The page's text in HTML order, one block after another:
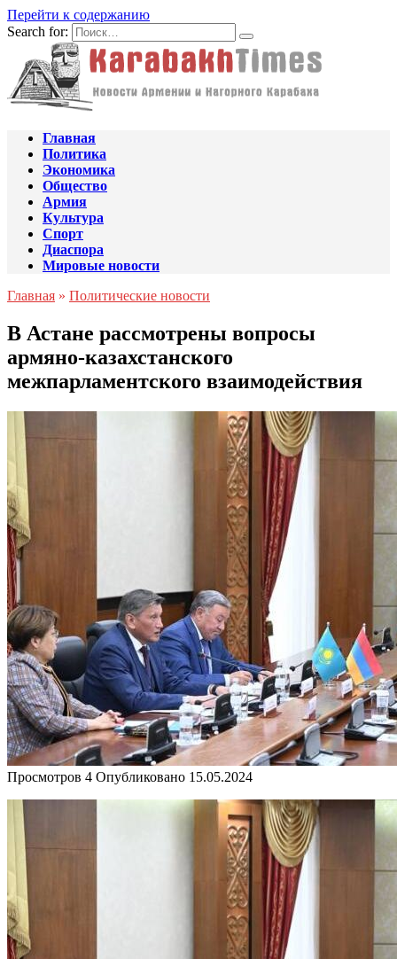
Перейти к содержанию
Search for:
Главная
Политика
Экономика
Общество
Армия
Культура
Спорт
Диаспора
Мировые новости
Главная » Политические новости
В Астане рассмотрены вопросы
армяно-казахстанского
межпарламентского взаимодействия
Просмотров 4 Опубликовано 15.05.2024